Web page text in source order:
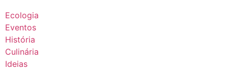
Ecologia
Eventos
História
Culinária
Ideias